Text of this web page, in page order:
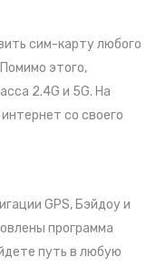
сим-карту любого
этого,
2.4G и 5G. На
со своего
GPS, Бэйдоу и
программа
путь в любую